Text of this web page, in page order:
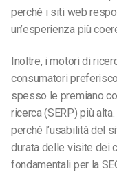
perché i siti web
un’esperienza più
Inoltre, i motori di
consumatori
spesso le premiano
ricerca (SERP) più
perché l’usabilità del
durata delle visite dei
fondamentali per la